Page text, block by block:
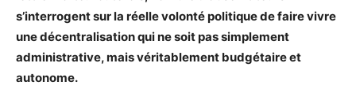
s’interrogent sur la réelle volonté politique de faire vivre
une décentralisation qui ne soit pas simplement
administrative, mais véritablement budgétaire et
autonome.